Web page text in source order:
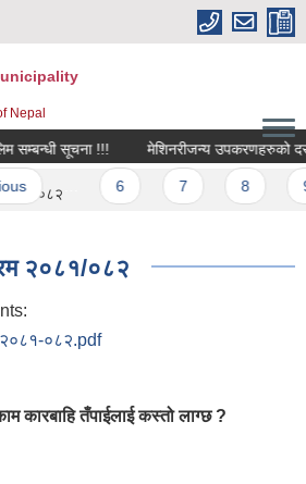
Nepal
सूचना !!! मेशिनरीजन्य उपकरणहरुको
…
०८२
२०८१/०८२
०८२.pdf
कारबाहि तँपाईलाई कस्तो लाग्छ ?